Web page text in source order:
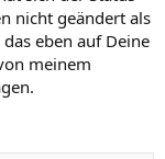
nicht geändert als
eben auf Deine
meinem